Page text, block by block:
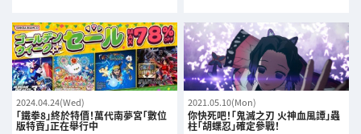
2024.04.24(Wed)
「鐵拳8」終於特價！萬代南夢宮「數位
版特賣」正在舉行中
2021.05.10(Mon)
你快死吧！「鬼滅之刃 火神血風譚」蟲
柱「胡蝶忍」確定參戰！